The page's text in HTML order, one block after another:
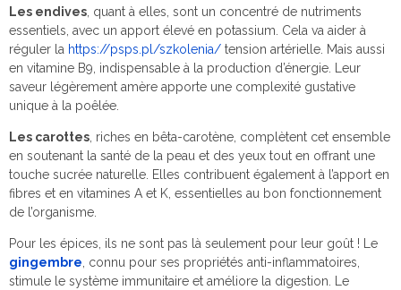
Les endives, quant à elles, sont un concentré de nutriments
essentiels, avec un apport élevé en potassium. Cela va aider à
réguler la https://psps.pl/szkolenia/ tension artérielle. Mais aussi
en vitamine B9, indispensable à la production d’énergie. Leur
saveur légèrement amère apporte une complexité gustative
unique à la poêlée.
Les carottes, riches en bêta-carotène, complètent cet ensemble
en soutenant la santé de la peau et des yeux tout en offrant une
touche sucrée naturelle. Elles contribuent également à l’apport en
fibres et en vitamines A et K, essentielles au bon fonctionnement
de l’organisme.
Pour les épices, ils ne sont pas là seulement pour leur goût ! Le
gingembre, connu pour ses propriétés anti-inflammatoires,
stimule le système immunitaire et améliore la digestion. Le